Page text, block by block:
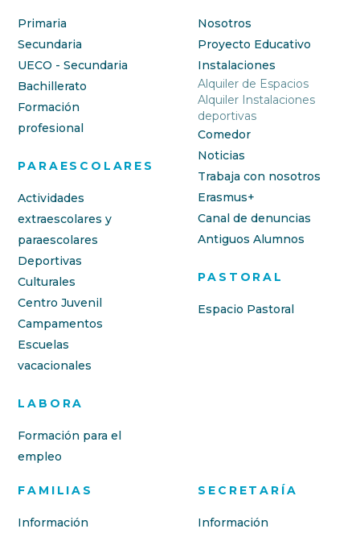
Primaria
Secundaria
UECO - Secundaria
Bachillerato
Formación
profesional
PARAESCOLARES
Actividades
extraescolares y
paraescolares
Deportivas
Culturales
Centro Juvenil
Campamentos
Escuelas
vacacionales
LABORA
Formación para el
empleo
Nosotros
Proyecto Educativo
Instalaciones
Alquiler de Espacios
Alquiler Instalaciones
deportivas
Comedor
Noticias
Trabaja con nosotros
Erasmus+
Canal de denuncias
Antiguos Alumnos
PASTORAL
Espacio Pastoral
FAMILIAS
Información
SECRETARÍA
Información